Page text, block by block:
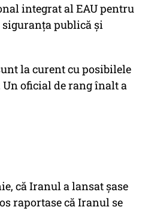
integrat al EAU pentru
publică și
la curent cu posibilele
oficial de rang înalt a
că Iranul a lansat șase
raportase că Iranul se